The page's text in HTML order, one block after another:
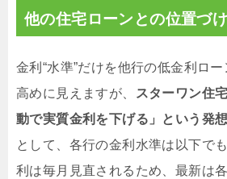
他の住宅ローンとの位置づけ
金利“水準”だけを他行の低金利ロ
高めに見えますが、
スターワン住
動で実質金利を下げる」という発
として、各行の金利水準は以下で
利は毎月見直されるため、最新は